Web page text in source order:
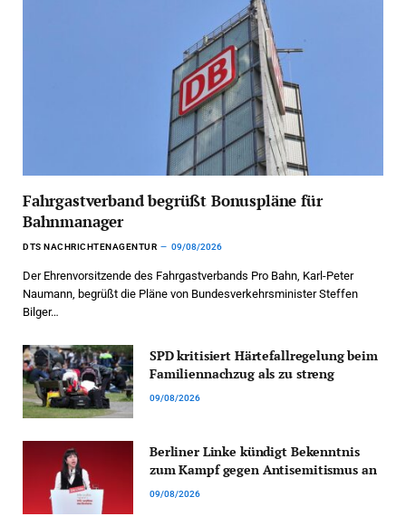
Fahrgastverband begrüßt Bonuspläne für
Bahnmanager
DTS NACHRICHTENAGENTUR 09/08/2026
Der Ehrenvorsitzende des Fahrgastverbands Pro Bahn, Karl-Peter
Naumann, begrüßt die Pläne von Bundesverkehrsminister Steffen
Bilger…
SPD kritisiert Härtefallregelung beim
Familiennachzug als zu streng
09/08/2026
Berliner Linke kündigt Bekenntnis
zum Kampf gegen Antisemitismus an
09/08/2026